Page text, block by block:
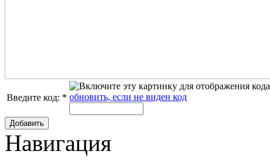
Введите код: * обновить, если не виден код
Добавить
Навигация